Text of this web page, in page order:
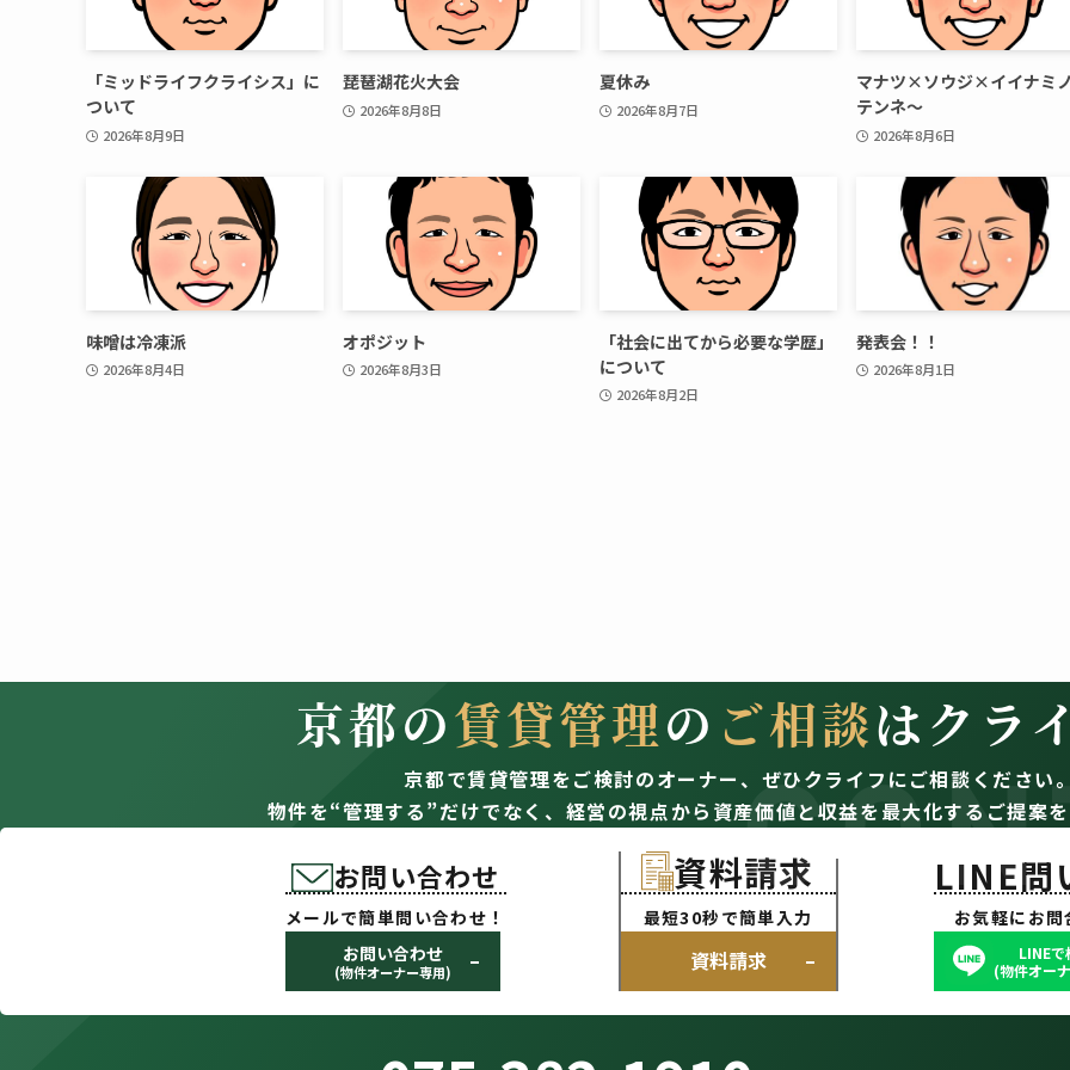
「ミッドライフクライシス」に
ついて
2026年8月9日
琵琶湖花火大会
2026年8月8日
夏休み
2026年8月7日
マナツ×ソウジ×イイナミ
テンネ～
2026年8月6日
味噌は冷凍派
2026年8月4日
オポジット
2026年8月3日
「社会に出てから必要な学歴」
について
2026年8月2日
発表会！！
2026年8月1日
京都の賃貸管理の ご相談はクラ
京都で賃貸管理をご検討のオーナー、 ぜひクライフにご相談ください
物件を“管理する”だけでなく、経営の視点から資産価値と収益を最大化するご提案
お問い合わせ
メールで簡単問い合わせ！
お問い合わせ
(物件オーナー専用)
資料請求
最短30秒で簡単入力
資料請求
LINE問
お気軽にお
LINEで
(物件オー